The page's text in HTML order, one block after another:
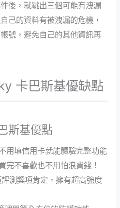
後，就跳出三個可能有洩漏
己的資料有被洩漏的危機，
號，避免自己的其他資訊再
卡巴斯基優缺點
斯基優點
用填信用卡就能體驗完整功能
完不喜歡也不用怕浪費錢！
測獎項肯定，擁有超高強度